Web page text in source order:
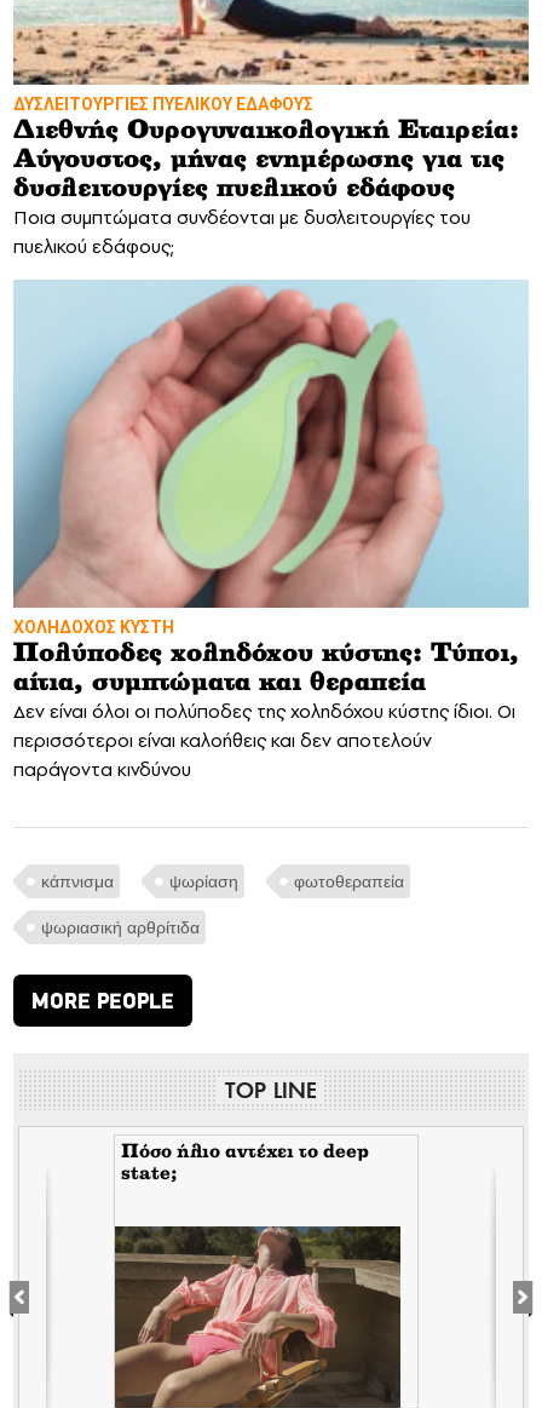
ΔΥΣΛΕΙΤΟΥΡΓΙΕΣ ΠΥΕΛΙΚΟΥ ΕΔΑΦΟΥΣ
Διεθνής Ουρογυναικολογική Εταιρεία:
Αύγουστος, μήνας ενημέρωσης για τις
δυσλειτουργίες πυελικού εδάφους
Ποια συμπτώματα συνδέονται με δυσλειτουργίες του
πυελικού εδάφους;
ΧΟΛΗΔΟΧΟΣ ΚΥΣΤΗ
Πολύποδες χοληδόχου κύστης: Τύποι,
αίτια, συμπτώματα και θεραπεία
Δεν είναι όλοι οι πολύποδες της χοληδόχου κύστης ίδιοι. Οι
περισσότεροι είναι καλοήθεις και δεν αποτελούν
παράγοντα κινδύνου
κάπνισμα ψωρίαση φωτοθεραπεία
ψωριασική αρθρίτιδα
MORE PEOPLE
TOP LINE
Πόσο ήλιο αντέχει το deep
state;